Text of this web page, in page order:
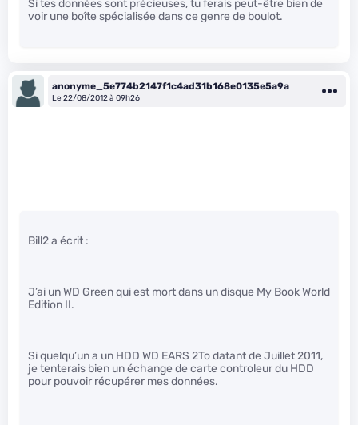
Si tes données sont précieuses, tu ferais peut-être bien de
voir une boîte spécialisée dans ce genre de boulot.
anonyme_5e774b2147f1c4ad31b168e0135e5a9a
Le 22/08/2012 à 09h26
Bill2 a écrit :
J’ai un WD Green qui est mort dans un disque My Book World
Edition II.
Si quelqu’un a un HDD WD EARS 2To datant de Juillet 2011,
je tenterais bien un échange de carte controleur du HDD
pour pouvoir récupérer mes données.